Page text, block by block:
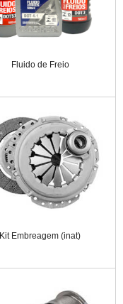
Fluido de Freio
Kit Embreagem (inat)